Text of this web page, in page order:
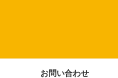
お問い合わせ